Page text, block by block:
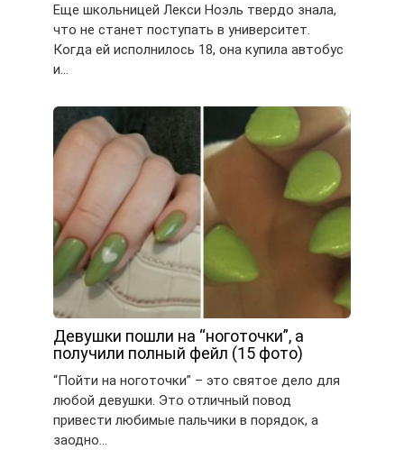
Еще школьницей Лекси Ноэль твердо знала,
что не станет поступать в университет.
Когда ей исполнилось 18, она купила автобус
и…
Девушки пошли на “ноготочки”, а
получили полный фейл (15 фото)
“Пойти на ноготочки” – это святое дело для
любой девушки. Это отличный повод
привести любимые пальчики в порядок, а
заодно…